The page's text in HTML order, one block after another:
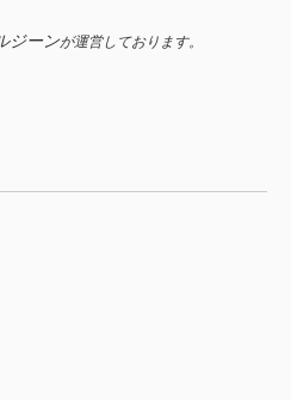
ジーンが運営しております。